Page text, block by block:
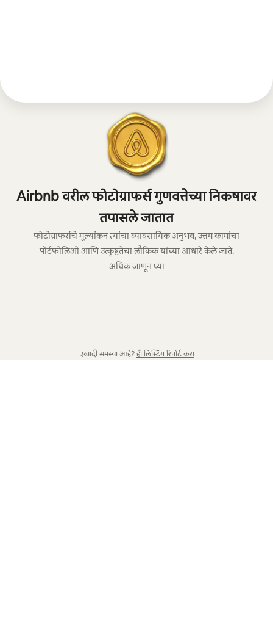
Airbnb वरील फोटोग्राफर्स गुणवत्तेच्या निकषावर
तपासले जातात
फोटोग्राफर्सचे मूल्यांकन त्यांचा व्यावसायिक अनुभव, उत्तम कामांचा
पोर्टफोलिओ आणि उत्कृष्टतेचा लौकिक यांच्या आधारे केले जाते.
अधिक जाणून घ्या
एखादी समस्या आहे? ही लिस्टिंग रिपोर्ट करा